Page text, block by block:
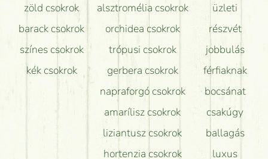
zöld csokrok
barack csokrok
színes csokrok
kék csokrok
alsztromélia csokrok
orchidea csokrok
trópusi csokrok
gerbera csokrok
napraforgó csokrok
amarílisz csokrok
liziantusz csokrok
hortenzia csokrok
üzleti
részvét
jobbulás
férfiaknak
bocsánat
csakúgy
ballagás
luxus